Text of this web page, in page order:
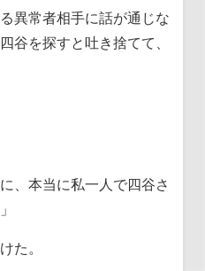
異常者相手に話が通じな
谷を探すと吐き捨てて、
、本当に私一人で四谷さ
た。